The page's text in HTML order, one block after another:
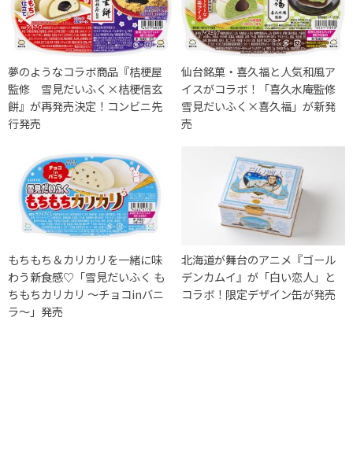
夢のようなコラボ商品『桔梗屋
監修 雪見だいふく×桔梗信玄
餅』が再発売決定！コンビニ先
行発売
仙台銘菓・喜久福と人気和風ア
イスがコラボ！「喜久水庵監修
雪見だいふく×喜久福」が新発
売
もちもち＆カリカリを一緒に味
わう新食感♡「雪見だいふく も
ちもちカリカリ ～チョコinバニ
ラ～」発売
北海道が舞台のアニメ『ゴール
デンカムイ』が「白い恋人」と
コラボ！限定デザイン缶が発売